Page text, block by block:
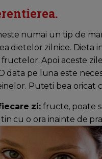
numai un tip de
dietelor zilnice.
fructelor. Apoi aceste
data pe luna este
Puteti bea oricat
zi: fructe, poate
cu o ora inainte de